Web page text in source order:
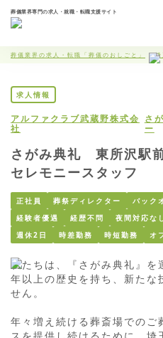
葬儀業界専門の求人・就職・転職支援サイト
葬儀業界の求人・転職「葬儀のおしごと」
求人情報
アルファクラブ武蔵野株式会
社
さ
ー
さがみ典礼 東所沢駅
セレモニースタッフ
正社員 葬祭ディレクター バック
経験者優遇
経歴不問 夜間対応な
週休2日
時差勤務 時短勤務 オ
私たちは、『さがみ典礼』
年以上の歴史を持ち、新たな
せん。
年々増え続ける葬斎場でのご